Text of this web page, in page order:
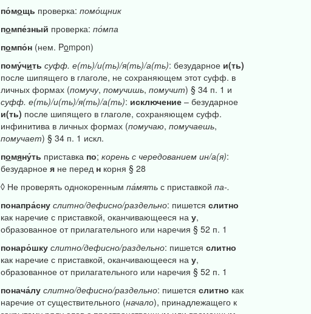
по́мощь проверка:помо́щник
помпе́зный проверка:по́мпа
помпо́н (нем. Pompon)
пому́чить суфф. е(ть)/и(ть)/я(ть)/а(ть): безударное и(ть)
после шипящего в глаголе, не сохраняющем этот суфф. в
личных формах (помучу,помучишь,помучит) § 34 п. 1 и
суфф. е(ть)/и(ть)/я(ть)/а(ть): исключение – безударное
и(ть) после шипящего в глаголе, сохраняющем суфф.
инфинитива в личных формах (помучаю,помучаешь,
помучает) § 34 п. 1 искл.
помяну́ть приставка по;корень с чередованием ин/а(я):
безударноея не перед н корня § 28
◊ Не проверять однокореннымпа́мять с приставкойпа-.
понапра́сну слитно/дефисно/раздельно: пишетсяслитно
как наречие с приставкой, оканчивающееся нау,
образованное от прилагательного или наречия § 52 п. 1
понаро́шку слитно/дефисно/раздельно: пишетсяслитно
как наречие с приставкой, оканчивающееся нау,
образованное от прилагательного или наречия § 52 п. 1
понача́лу слитно/дефисно/раздельно: пишетсяслитно как
наречие от существительного (начало), принадлежащего к